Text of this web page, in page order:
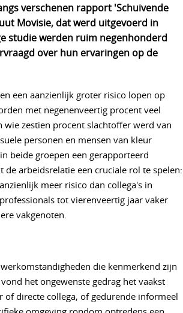
verschenen rapport 'Schuivende
Movisie, dat werd uitgevoerd in
studie werden ruim negenhonderd
over hun ervaringen op de
een aanzienlijk groter risico lopen op
met negenenveertig procent veel
zestien procent slachtoffer werd van
personen en mensen van kleur
beide groepen een gerapporteerd
arbeidsrelatie een cruciale rol te spelen:
meer risico dan collega's in
tot vierenveertig jaar vaker
vakgenoten.
die kenmerkend zijn
het ongewenste gedrag het vaakst
of directe collega, of gedurende informeel